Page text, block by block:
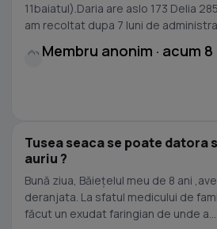
11baiatul).Daria are aslo 173 Delia
am recoltat dupa 7 luni de
Membru anonim · acum 8
Tusea seaca se poate
auriu ?
Bună ziua, Băiețelul meu de 8 ani ,avea o tuse seaca
deranjata. La sfatul medicului de
făcut un exudat faringian de unde a...